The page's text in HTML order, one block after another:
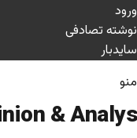
ورود
نوشته تصادفی
سایدبار
منو